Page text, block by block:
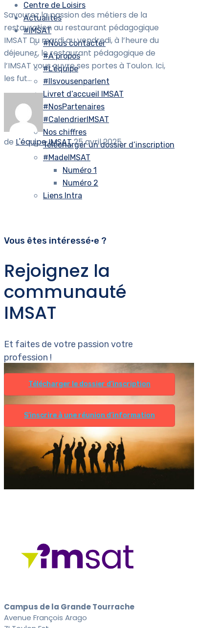
Centre de Loisirs
Actualités
#IMSAT
#Nous contacter
#A propos
#L’équipe
#Ilsvousenparlent
Livret d’accueil IMSAT
#NosPartenaires
#CalendrierIMSAT
Nos chiffres
Télécharger un dossier d’inscription
#MadeIMSAT
Numéro 1
Numéro 2
Liens Intra
Savourez la passion des métiers de la
restauration au restaurant pédagogique
IMSAT Du mardi au vendredi, à l’heure du
déjeuner, le restaurant pédagogique de
l’IMSAT vous ouvre ses portes à Toulon. Ici,
les fut...
de L'équipe IMSAT 25 avril 2025
Vous êtes intéressé•e ?
Rejoignez la
communauté
IMSAT
Et faites de votre passion votre
profession !
Télécharger le dossier d’inscription
S’inscrire à une réunion d’information
Campus de la Grande Tourrache
Avenue François Arago